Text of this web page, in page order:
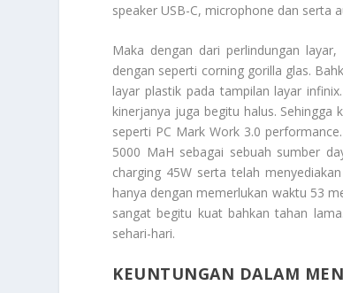
speaker USB-C, microphone dan serta
Maka dengan dari perlindungan
dengan seperti corning gorilla glas.
layar plastik pada tampilan layar
kinerjanya juga begitu halus. Sehingga
seperti PC Mark Work 3.0
5000 MaH sebagai sebuah sumber
charging 45W serta telah
hanya dengan memerlukan waktu 53
sangat begitu kuat bahkan tahan
sehari-hari.
KEUNTUNGAN DALAM